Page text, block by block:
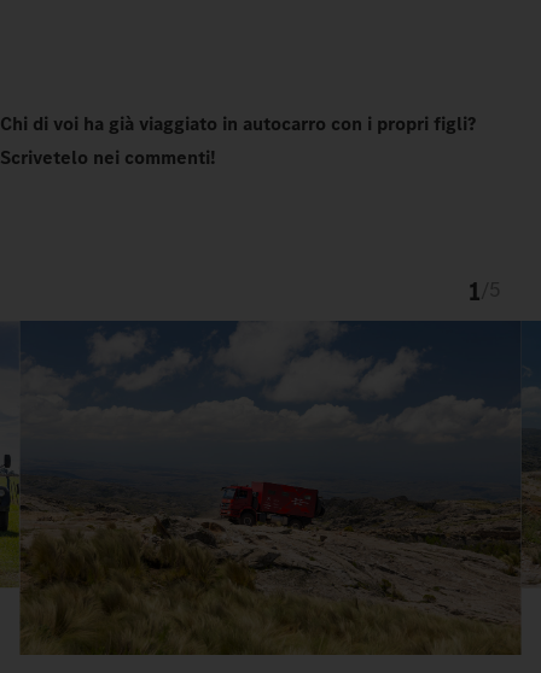
Chi di voi ha già viaggiato in autocarro con i propri figli?
Scrivetelo nei commenti!
1